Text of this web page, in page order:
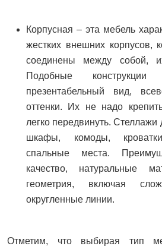
Корпусная – эта мебель
жестких внешних корпусов,
соединены между собой,
Подобные
презентабельный вид,
оттенки. Их не надо
легко передвинуть.
шкафы, комоды,
спальные места.
качество, натуральные
геометрия, включая
округленные линии.
Отметим, что выбирая тип